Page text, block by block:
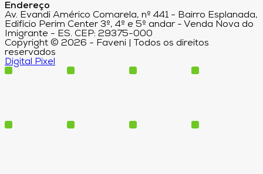
Endereço
Av. Evandi Américo Comarela, nº 441 - Bairro Esplanada,
Edifício Perim Center 3º, 4º e 5º andar - Venda Nova do
Imigrante - ES. CEP: 29375-000
Copyright © 2026 - Faveni | Todos os direitos
reservados
Digital Pixel